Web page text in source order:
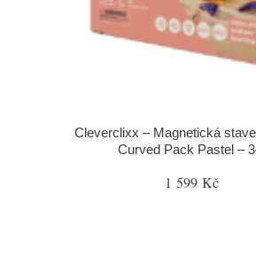
Cleverclixx – Magnetická
Curved Pack Pastel –
1 599 Kč